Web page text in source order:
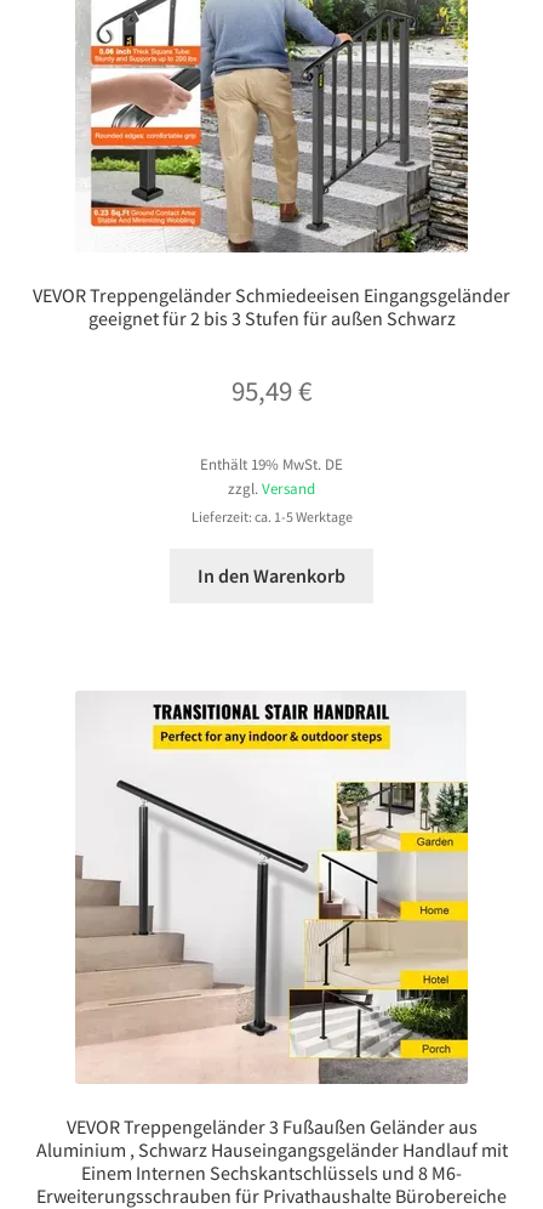
VEVOR Treppengeländer Schmiedeeisen Eingangsgeländer​
geeignet für 2 bis 3 Stufen für außen Schwarz
95,49€
Enthält 19% MwSt. DE
zzgl.Versand
Lieferzeit: ca. 1-5 Werktage
In den Warenkorb
VEVOR Treppengeländer 3 Fußaußen Geländer aus
Aluminium , Schwarz Hauseingangsgeländer Handlauf mit
Einem Internen Sechskantschlüssels und 8 M6-
Erweiterungsschrauben für Privathaushalte Bürobereiche